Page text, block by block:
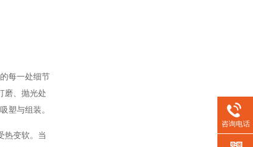
每一处细节
磨、抛光处
塑与组装。
热变软。当
咨询电话